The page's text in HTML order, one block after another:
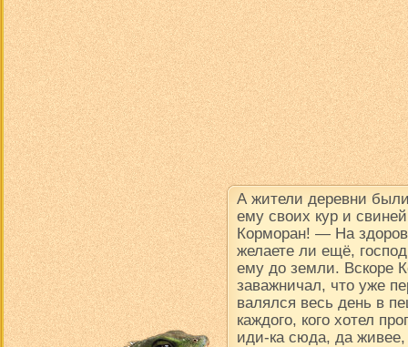
А жители деревни
ему своих кур и
Корморан! — На
желаете ли ещё,
ему до земли. Вскоре
заважничал, что уже
валялся весь день в
каждого, кого хотел
иди-ка сюда, да